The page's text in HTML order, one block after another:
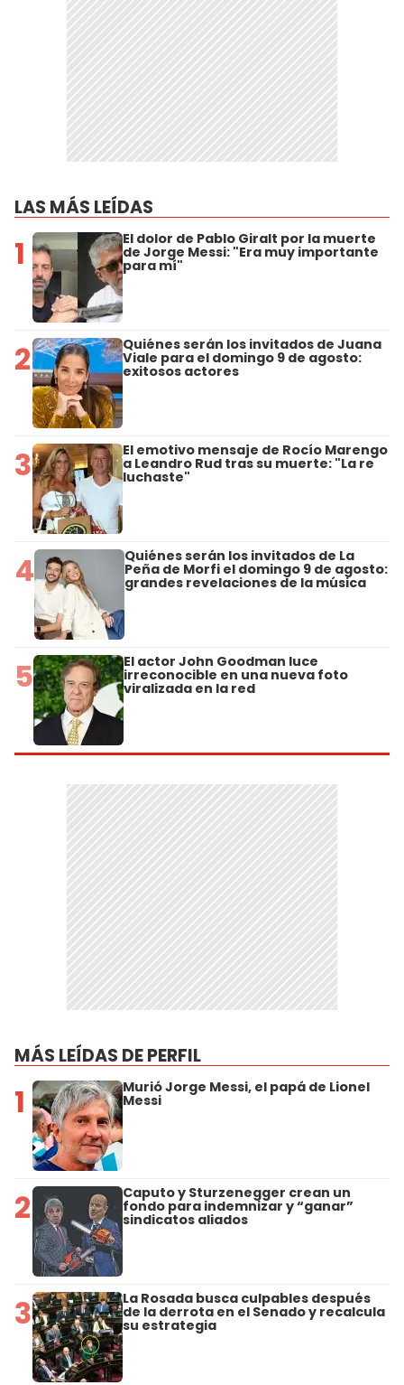
LAS MÁS LEÍDAS
1 El dolor de Pablo Giralt por la muerte
de Jorge Messi: "Era muy importante
para mí"
2 Quiénes serán los invitados de Juana
Viale para el domingo 9 de agosto:
exitosos actores
3 El emotivo mensaje de Rocío Marengo
a Leandro Rud tras su muerte: "La re
luchaste"
4 Quiénes serán los invitados de La
Peña de Morfi el domingo 9 de agosto:
grandes revelaciones de la música
5 El actor John Goodman luce
irreconocible en una nueva foto
viralizada en la red
MÁS LEÍDAS DE PERFIL
1 Murió Jorge Messi, el papá de Lionel
Messi
2 Caputo y Sturzenegger crean un
fondo para indemnizar y “ganar”
sindicatos aliados
3 La Rosada busca culpables después
de la derrota en el Senado y recalcula
su estrategia